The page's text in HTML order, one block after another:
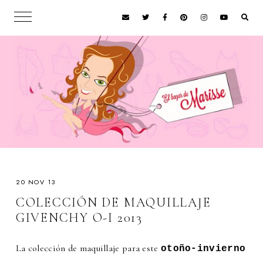
20 NOV 13
COLECCIÓN DE MAQUILLAJE
GIVENCHY O-I 2013
La colección de maquillaje para este otoño-invierno